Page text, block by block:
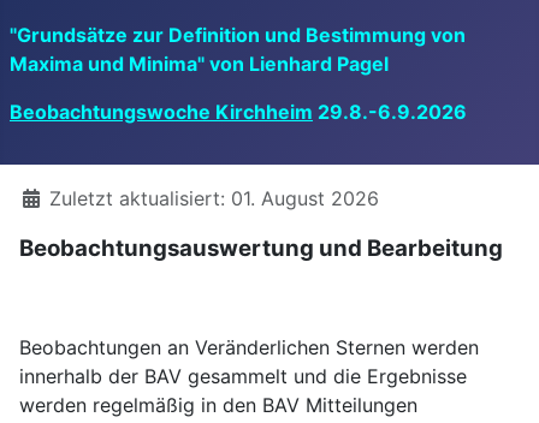
"Grundsätze zur Definition und Bestimmung von
Maxima und Minima" von Lienhard Pagel
Beobachtungswoche Kirchheim 29.8.-6.9.2026
DetailsZuletzt aktualisiert: 01. August 2026
Beobachtungsauswertung und Bearbeitung
Beobachtungen an Veränderlichen Sternen werden
innerhalb der BAV gesammelt und die Ergebnisse
werden regelmäßig in den BAV Mitteilungen